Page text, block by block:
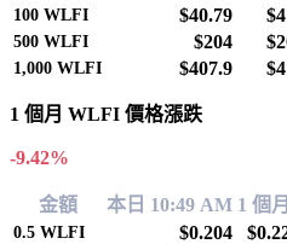
100 WLFI $40.79
500 WLFI $204
1,000 WLFI $407.9
1 個月 WLFI 價格漲跌
-9.42%
金額 本日 10:49 AM 1 個
0.5 WLFI $0.204